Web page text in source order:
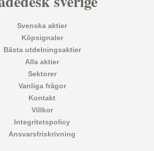
Svenska aktier
Köpsignaler
Bästa utdelningsaktier
Alla aktier
Sektorer
Vanliga frågor
Kontakt
Villkor
Integritetspolicy
Ansvarsfriskrivning